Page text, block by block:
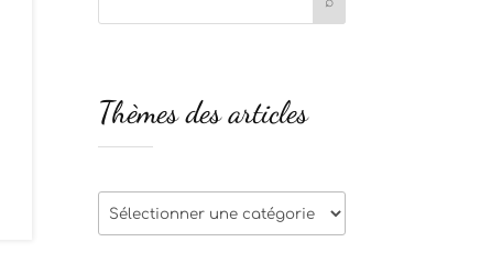
Thèmes des articles
Thèmes
des